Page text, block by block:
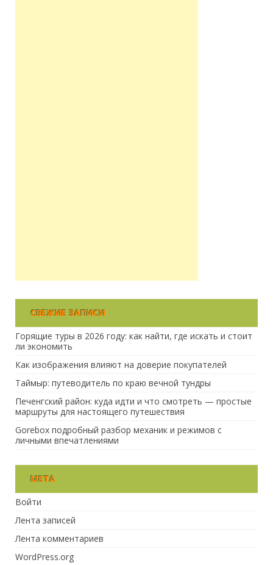
СВЕЖИЕ ЗАПИСИ
Горящие туры в 2026 году: как найти, где искать и стоит
ли экономить
Как изображения влияют на доверие покупателей
Таймыр: путеводитель по краю вечной тундры
Печенгский район: куда идти и что смотреть — простые
маршруты для настоящего путешествия
Gorebox подробный разбор механик и режимов с
личными впечатлениями
МЕТА
Войти
Лента записей
Лента комментариев
WordPress.org